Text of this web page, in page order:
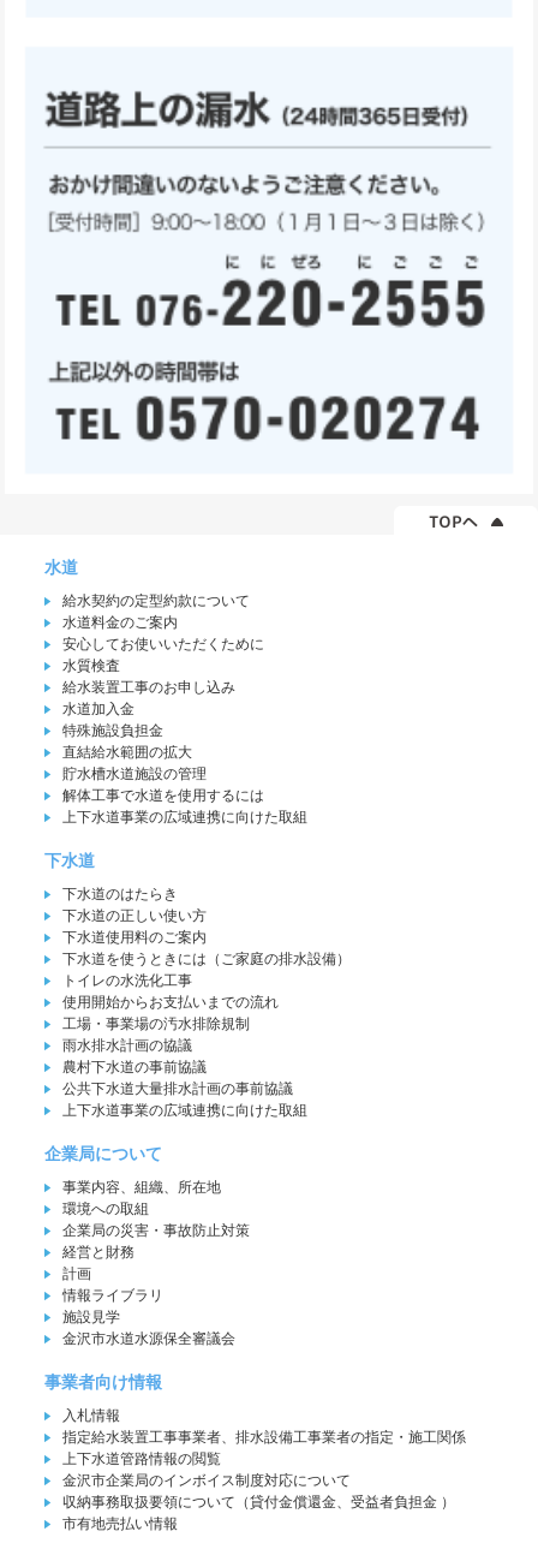
水道
給水契約の定型約款について
水道料金のご案内
安心してお使いいただくために
水質検査
給水装置工事のお申し込み
水道加入金
特殊施設負担金
直結給水範囲の拡大
貯水槽水道施設の管理
解体工事で水道を使用するには
上下水道事業の広域連携に向けた取組
下水道
下水道のはたらき
下水道の正しい使い方
下水道使用料のご案内
下水道を使うときには（ご家庭の排水設備）
トイレの水洗化工事
使用開始からお支払いまでの流れ
工場・事業場の汚水排除規制
雨水排水計画の協議
農村下水道の事前協議
公共下水道大量排水計画の事前協議
上下水道事業の広域連携に向けた取組
企業局について
事業内容、組織、所在地
環境への取組
企業局の災害・事故防止対策
経営と財務
計画
情報ライブラリ
施設見学
金沢市水道水源保全審議会
事業者向け情報
入札情報
指定給水装置工事事業者、排水設備工事業者の指定・施工関係
上下水道管路情報の閲覧
金沢市企業局のインボイス制度対応について
収納事務取扱要領について（貸付金償還金、受益者負担金 ）
市有地売払い情報